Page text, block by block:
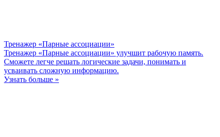
Тренажер «Парные ассоциации»
Тренажер «Парные ассоциации» улучшит рабочую память.
Сможете легче решать логические задачи, понимать и
усваивать сложную информацию.
Узнать больше »